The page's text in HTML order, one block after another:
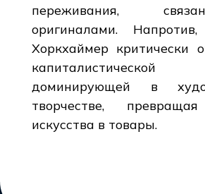
переживания,
оригиналами.
Хоркхаймер критически
доминирующей в
творчестве,
искусства в товары.